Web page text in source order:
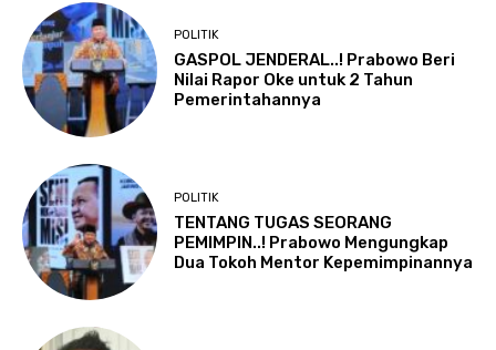
POLITIK
GASPOL JENDERAL..! Prabowo Beri
Nilai Rapor Oke untuk 2 Tahun
Pemerintahannya
POLITIK
TENTANG TUGAS SEORANG
PEMIMPIN..! Prabowo Mengungkap
Dua Tokoh Mentor Kepemimpinannya